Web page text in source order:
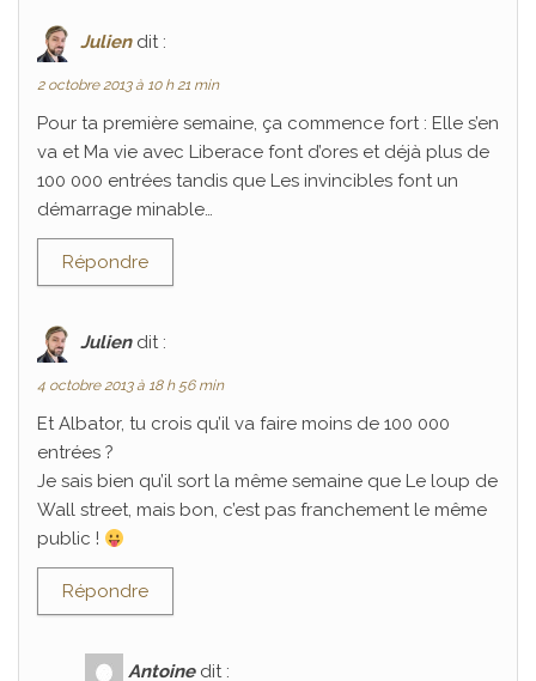
Julien dit :
2 octobre 2013 à 10 h 21 min
Pour ta première semaine, ça commence fort : Elle s’en
va et Ma vie avec Liberace font d’ores et déjà plus de
100 000 entrées tandis que Les invincibles font un
démarrage minable…
Répondre
Julien dit :
4 octobre 2013 à 18 h 56 min
Et Albator, tu crois qu’il va faire moins de 100 000
entrées ?
Je sais bien qu’il sort la même semaine que Le loup de
Wall street, mais bon, c’est pas franchement le même
public !
Répondre
Antoine dit :